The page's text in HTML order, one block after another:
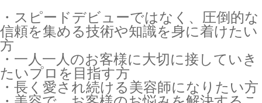
・スピードデビューではなく、圧倒的な
信頼を集める技術や知識を身に着けたい
方
・一人一人のお客様に大切に接していき
たいプロを目指す方
・長く愛され続ける美容師になりたい方